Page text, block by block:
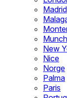
Madrid
New
Nice
Norge
Palma
Paris